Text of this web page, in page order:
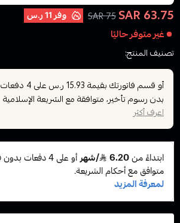
63.75 SAR
75 SAR وفر11 ر.س
غير متوفر حاليًا
تصنيف المنتج:
أو قسم فاتورتك بقيمة 15.93 ر.س على4 دفعات
بدون رسوم تأخير، متوافقة مع الشريعة الإسلامية
اعرف أكثر